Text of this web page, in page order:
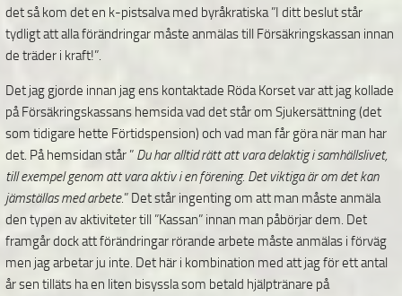
det så kom det en k-pistsalva med byråkratiska ”I ditt beslut står
tydligt att alla förändringar måste anmälas till Försäkringskassan innan
de träder i kraft!”.
Det jag gjorde innan jag ens kontaktade Röda Korset var att jag kollade
på Försäkringskassans hemsida vad det står om Sjukersättning (det
som tidigare hette Förtidspension) och vad man får göra när man har
det. På hemsidan står ” Du har alltid rätt att vara delaktig i samhällslivet,
till exempel genom att vara aktiv i en förening. Det viktiga är om det kan
jämställas med arbete.” Det står ingenting om att man måste anmäla
den typen av aktiviteter till ”Kassan” innan man påbörjar dem. Det
framgår dock att förändringar rörande arbete måste anmälas i förväg
men jag arbetar ju inte. Det här i kombination med att jag för ett antal
år sen tilläts ha en liten bisyssla som betald hjälptränare på